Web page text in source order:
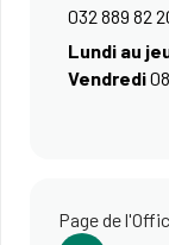
032 889 82
Lundi au
Vendredi
Page de